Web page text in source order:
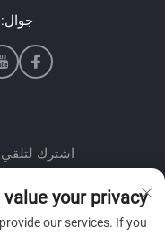
جوال:
اشترك لتلقي
value your privacy
our services. If you